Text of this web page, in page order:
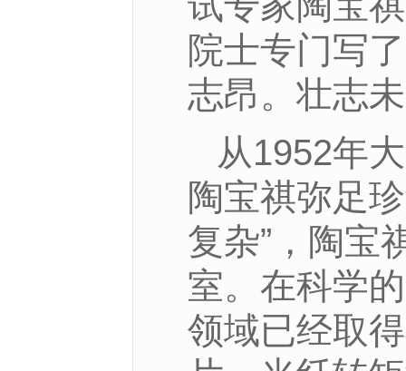
院士专门写
志昂。壮志
从1952年
陶宝祺弥足
复杂”，陶宝
室。在科学
领域已经取